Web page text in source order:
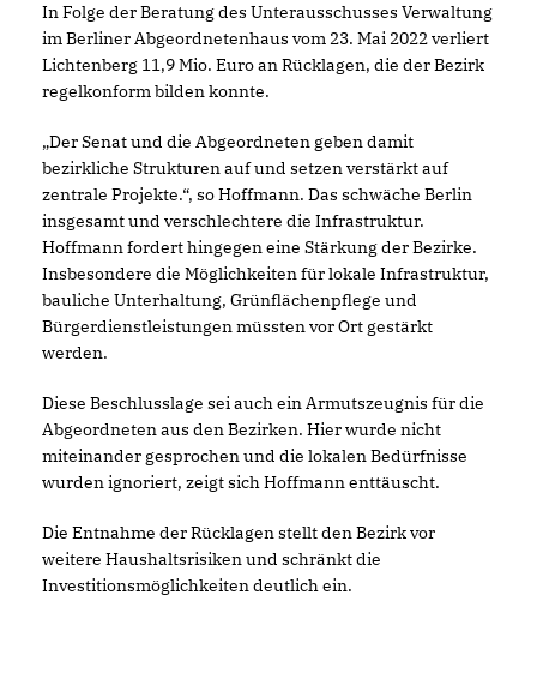
In Folge der Beratung des Unterausschusses Verwaltung
im Berliner Abgeordnetenhaus vom 23. Mai 2022 verliert
Lichtenberg 11,9 Mio. Euro an Rücklagen, die der Bezirk
regelkonform bilden konnte.
Der Senat und die Abgeordneten geben damit
bezirkliche Strukturen auf und setzen verstärkt auf
zentrale Projekte.“, so Hoffmann. Das schwäche Berlin
insgesamt und verschlechtere die Infrastruktur.
Hoffmann fordert hingegen eine Stärkung der Bezirke.
Insbesondere die Möglichkeiten für lokale Infrastruktur,
bauliche Unterhaltung, Grünflächenpflege und
Bürgerdienstleistungen müssten vor Ort gestärkt
werden.
Diese Beschlusslage sei auch ein Armutszeugnis für die
Abgeordneten aus den Bezirken. Hier wurde nicht
miteinander gesprochen und die lokalen Bedürfnisse
wurden ignoriert, zeigt sich Hoffmann enttäuscht.
Die Entnahme der Rücklagen stellt den Bezirk vor
weitere Haushaltsrisiken und schränkt die
Investitionsmöglichkeiten deutlich ein.